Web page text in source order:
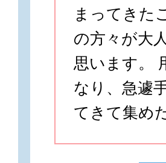
まってきた
の方々が大
思います。
なり、急遽
てきて集め